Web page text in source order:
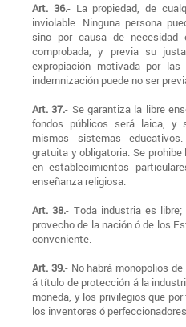
Art. 36.- La propiedad, de
inviolable. Ninguna persona
sino por causa de necesidad
comprobada, y previa su
expropiación motivada por
indemnización puede no ser
Art. 37.- Se garantiza la libre
fondos públicos será laica, y
mismos sistemas
gratuita y obligatoria. Se
en establecimientos
enseñanza religiosa.
Art. 38.- Toda industria es
provecho de la nación ó de los
conveniente.
Art. 39.- No habrá monopolios
á título de protección á la
moneda, y los privilegios que
los inventores ó